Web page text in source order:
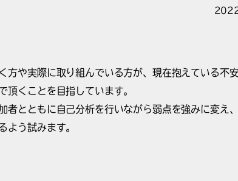
方や実際に取り組んでいる方が、現在抱えている不
頂くことを目指しています。
者とともに自己分析を行いながら弱点を強みに変え
よう試みます。